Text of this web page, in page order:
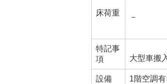
床荷重 －
特記事
項
大型車搬
設備 1階空調